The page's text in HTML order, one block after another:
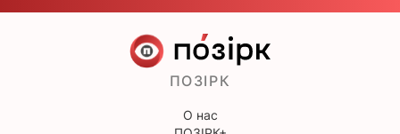
ПОЗІРК
О нас